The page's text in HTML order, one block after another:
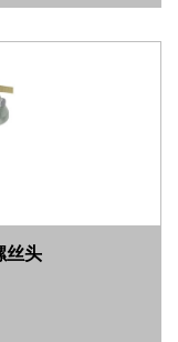
丝头